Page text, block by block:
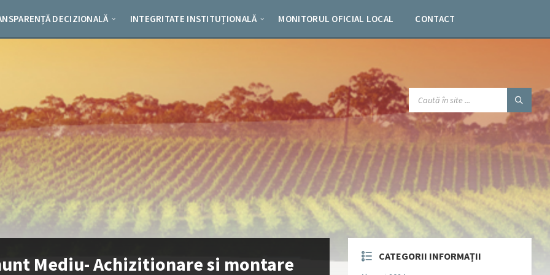
DECIZIONALĂ INTEGRITATE INSTITUȚIONALĂ MONITORUL OFICIAL LOCAL CONTACT
SEARCH:
Mediu- Achizitionare si montare
CATEGORII INFORMAȚII